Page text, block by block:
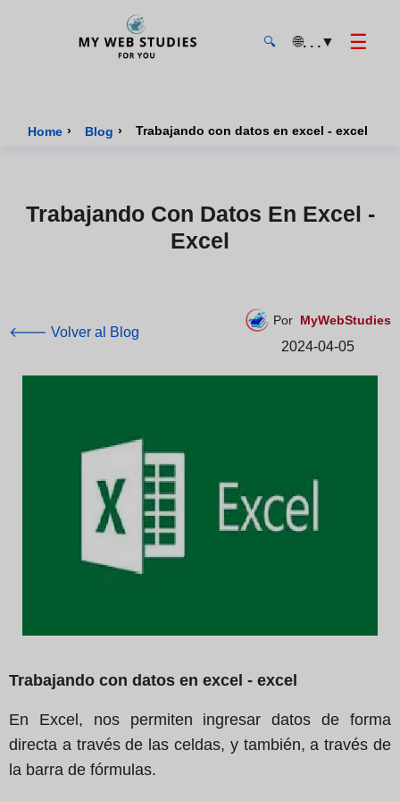
🔍 🌐. . .▼ ☰
Home › Blog › Trabajando con datos en excel - excel
Trabajando Con Datos En Excel -
Excel
🡐 Volver al Blog
Por MyWebStudies
2024-04-05
Trabajando con datos en excel - excel
En Excel, nos permiten ingresar datos de forma
directa a través de las celdas, y también, a través de
la barra de fórmulas.